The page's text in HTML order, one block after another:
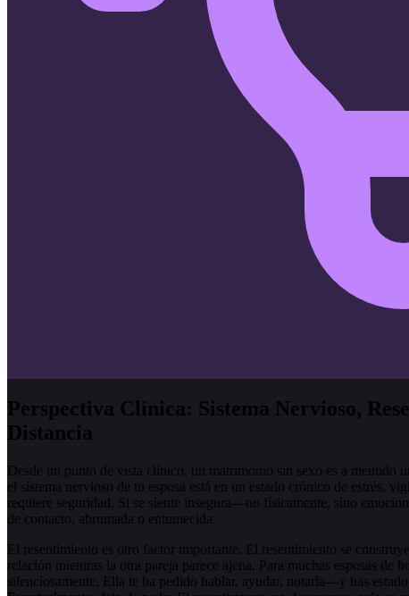
Perspectiva Clínica: Sistema Nervioso,
Distancia
Desde un punto de vista clínico, un matrimonio sin sexo es a
el sistema nervioso de tu esposa está en un estado crónico de estrés,
requiere seguridad. Si se siente insegura—no físicamente, sino
de contacto, abrumada o entumecida.
El resentimiento es otro factor importante. El resentimiento se
relación mientras la otra pareja parece ajena. Para muchas esposas de
silenciosamente. Ella te ha pedido hablar, ayudar, notarla—y has